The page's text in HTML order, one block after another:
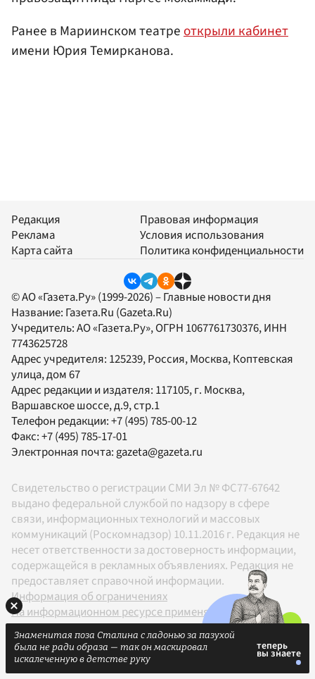
Ранее в Мариинском театреоткрыли кабинет
имени Юрия Темирканова.
Редакция
Реклама
Карта сайта
Правовая информация
Условия использования
Политика конфиденциальности
© АО «Газета.Ру» (1999-2026) – Главные новости дня
Название: Газета.Ru (Gazeta.Ru)
Учредитель:АО «Газета.Ру», ОГРН 1067761730376, ИНН
7743625728
Адрес учредителя: 125239, Россия, Москва, Коптевская
улица, дом 67
Адрес редакции и издателя: 117105, г. Москва,
Варшавское шоссе, д.9, стр.1
Телефон редакции:+7 (495) 785-00-12
Факс:+7 (495) 785-17-01
Электронная почта:gazeta@gazeta.ru
Свидетельство о регистрации СМИ Эл № ФС77-67642
выдано федеральной службой по надзору в сфере
связи, информационных технологий и массовых
коммуникаций (Роскомнадзор) 10.11.2016 г. Редакция не
несет ответственности за достоверность информации,
содержащейся в рекламных объявлениях. Редакция не
предоставляет справочной информации.
Информация об ограничениях
На информационном ресурсе применяются
рекомендательные технологии в соответствии с
Правилами
Знаменитая поза Сталина с ладонью за пазухой
была не ради образа — так он маскировал
искалеченную в детстве руку